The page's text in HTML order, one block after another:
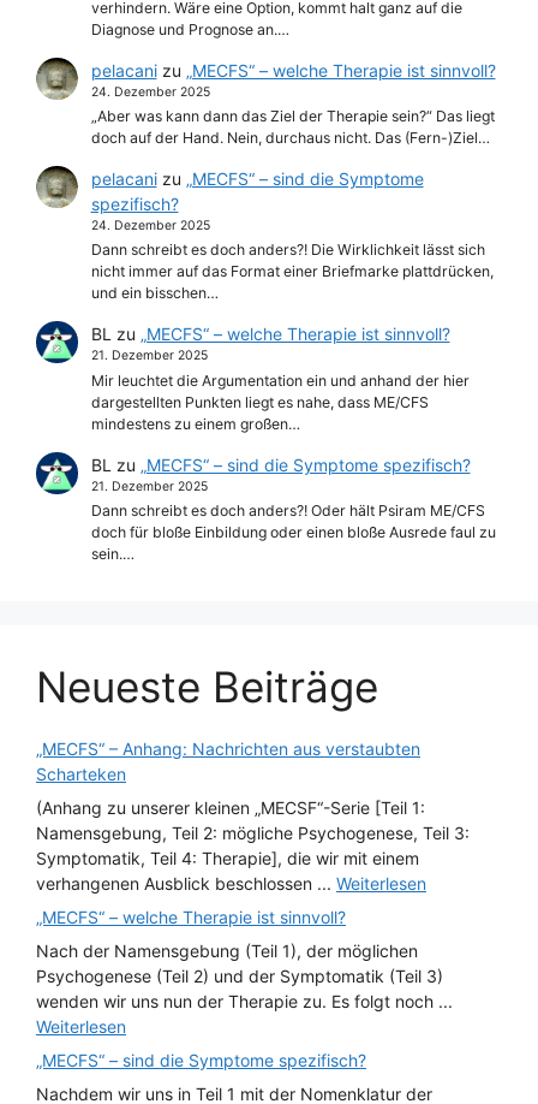
verhindern. Wäre eine Option, kommt halt ganz auf die
Diagnose und Prognose an.…
pelacanizu „MECFS“ – welche Therapie ist sinnvoll?
24. Dezember 2025
„Aber was kann dann das Ziel der Therapie sein?“ Das liegt
doch auf der Hand. Nein, durchaus nicht. Das (Fern-)Ziel…
pelacanizu „MECFS“ – sind die Symptome
spezifisch?
24. Dezember 2025
Dann schreibt es doch anders?! Die Wirklichkeit lässt sich
nicht immer auf das Format einer Briefmarke plattdrücken,
und ein bisschen…
BLzu „MECFS“ – welche Therapie ist sinnvoll?
21. Dezember 2025
Mir leuchtet die Argumentation ein und anhand der hier
dargestellten Punkten liegt es nahe, dass ME/CFS
mindestens zu einem großen…
BL zu „MECFS“ – sind die Symptome spezifisch?
21. Dezember 2025
Dann schreibt es doch anders?! Oder hält Psiram ME/CFS
doch für bloße Einbildung oder einen bloße Ausrede faul zu
sein.…
Neueste Beiträge
„MECFS“ – Anhang: Nachrichten aus verstaubten
Scharteken
(Anhang zu unserer kleinen „MECSF“-Serie [Teil 1:
Namensgebung, Teil 2: mögliche Psychogenese, Teil 3:
Symptomatik, Teil 4: Therapie], die wir mit einem
verhangenen Ausblick beschlossen ... Weiterlesen
„MECFS“ – welche Therapie ist sinnvoll?
Nach der Namensgebung (Teil 1), der möglichen
Psychogenese (Teil 2) und der Symptomatik (Teil 3)
wenden wir uns nun der Therapie zu. Es folgt noch ...
Weiterlesen
„MECFS“ – sind die Symptome spezifisch?
Nachdem wir uns in Teil 1 mit der Nomenklatur der